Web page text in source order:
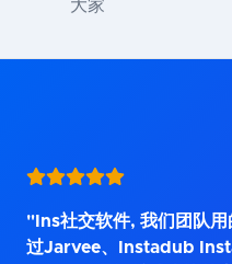
大家
"Ins社交软件, 我们团队用
过Jarvee、Instadub